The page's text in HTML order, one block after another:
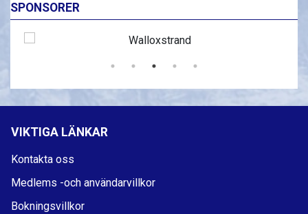
SPONSORER
VIKTIGA LÄNKAR
Kontakta oss
Medlems -och användarvillkor
Bokningsvillkor